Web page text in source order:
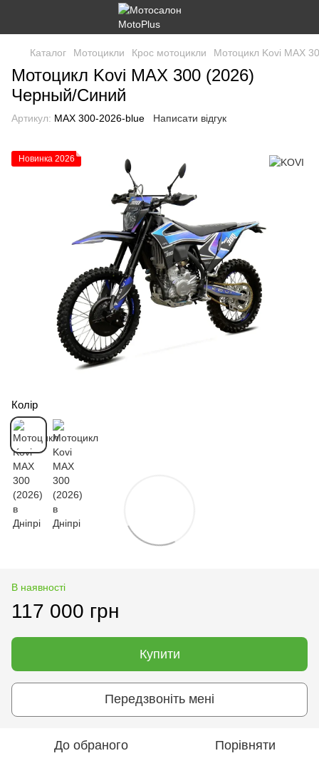
Каталог Мотоцикли Крос мотоцикли Мотоцикл Kovi MAX
Мотоцикл Kovi MAX 300 (2026)
Черный/Синий
Артикул: MAX 300-2026-blue Написати відгук
Новинка 2026
Колір
В наявності
117 000 грн
Купити
Передзвоніть мені
До обраного Порівняти